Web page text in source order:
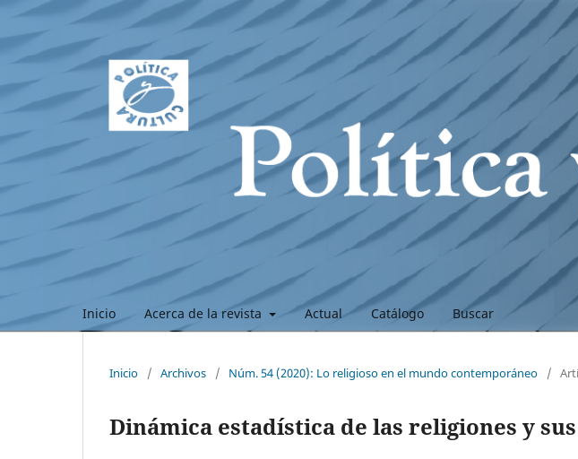
Inicio Acerca de la revista Actual Catálogo Buscar
Inicio / Archivos / Núm. 54 (2020): Lo religioso en el mundo contemporáneo /
Dinámica estadística de las religiones y